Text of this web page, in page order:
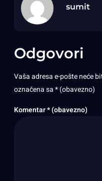
sumit
Odgovori
Vaša adresa e-pošte neće
označena sa* (obavezno)
Komentar* (obavezno)